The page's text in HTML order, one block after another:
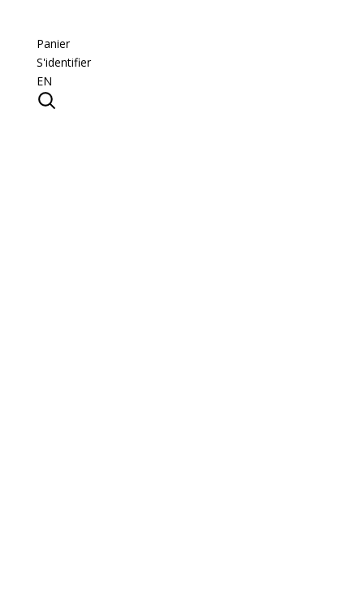
Panier
S'identifier
EN